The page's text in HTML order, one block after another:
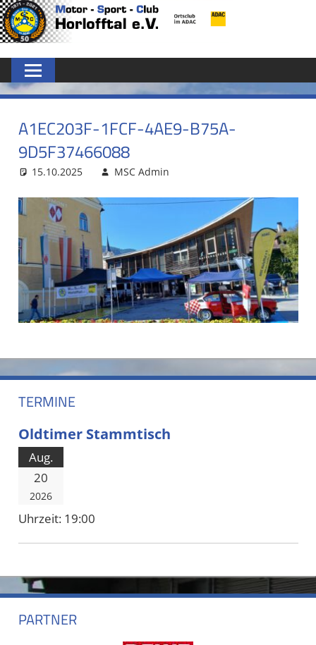
Zum
Inhalt
MSC
HORLOFFTAL
E.V.
A1EC203F-1FCF-4AE9-B75A-
9D5F37466088
15.10.2025 MSC Admin
TERMINE
Oldtimer Stammtisch
Aug.
20
2026
Uhrzeit: 19:00
PARTNER